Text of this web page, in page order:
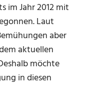
im Jahr 2012 mit
Laut
aber
aktuellen
möchte
in diesen